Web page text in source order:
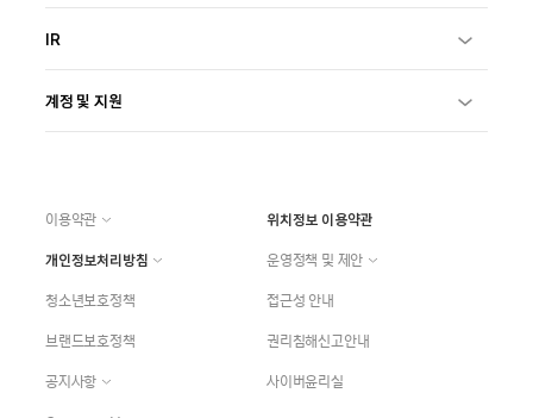
IR
계정 및 지원
이용약관
위치정보 이용약관
개인정보처리방침
운영정책 및 제안
청소년보호정책
접근성 안내
브랜드보호정책
권리침해신고안내
공지사항
사이버윤리실